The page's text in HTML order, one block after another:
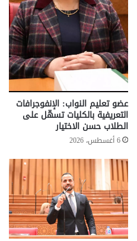
عضو تعليم النواب: الإنفوجرافات
التعريفية بالكليات تسهّل على
الطلاب حسن الاختيار
6 أغسطس، 2026